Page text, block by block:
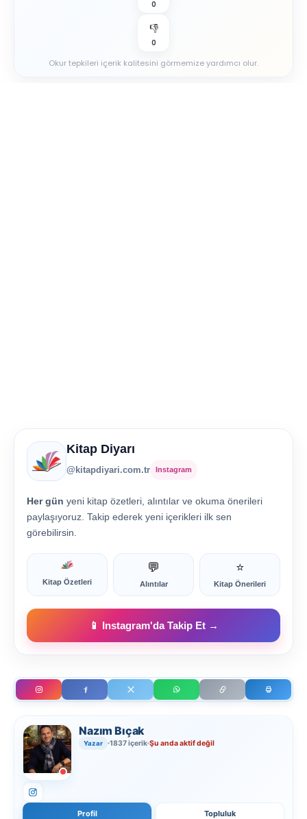
0
👎
0
Okur tepkileri içerik kalitesini görmemize yardımcı olur.
Kitap Diyarı
@kitapdiyari.com.tr Instagram
Her gün yeni kitap özetleri, alıntılar ve okuma önerileri
paylaşıyoruz. Takip ederek yeni içerikleri ilk sen
görebilirsin.
Kitap Özetleri
💬
Alıntılar
⭐
Kitap Önerileri
📱 Instagram'da Takip Et →
Nazım Bıçak
Yazar 1837 içerik Şu anda aktif değil
Profil Topluluk